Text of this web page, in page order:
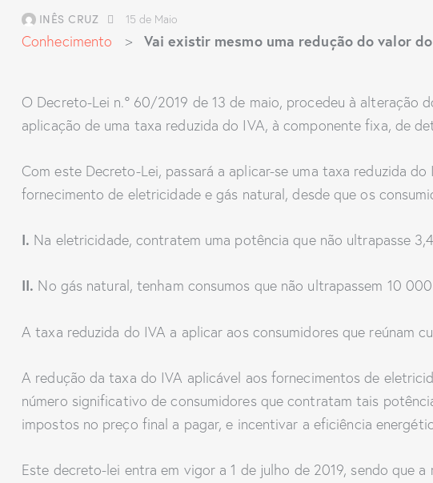
INÊS CRUZ 15 de Maio
Conhecimento > Vai existir mesmo uma redução do valor
O Decreto-Lei n.º 60/2019 de 13 de maio, procedeu à alteração
aplicação de uma taxa reduzida do IVA, à componente fixa, de
Com este Decreto-Lei, passará a aplicar-se uma taxa reduzida
fornecimento de eletricidade e gás natural, desde que os
I. Na eletricidade, contratem uma potência que não ultrapasse
II. No gás natural, tenham consumos que não ultrapassem 10
A taxa reduzida do IVA a aplicar aos consumidores que reúnam
A redução da taxa do IVA aplicável aos fornecimentos de
número significativo de consumidores que contratam tais
impostos no preço final a pagar, e incentivar a eficiência
Este decreto-lei entra em vigor a 1 de julho de 2019, sendo que